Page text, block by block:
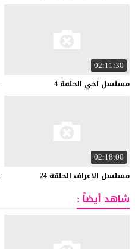
02:11:30
مسلسل اخي الحلقة 4
02:18:00
مسلسل الاعراف الحلقة 24
شاهد أيضاً :